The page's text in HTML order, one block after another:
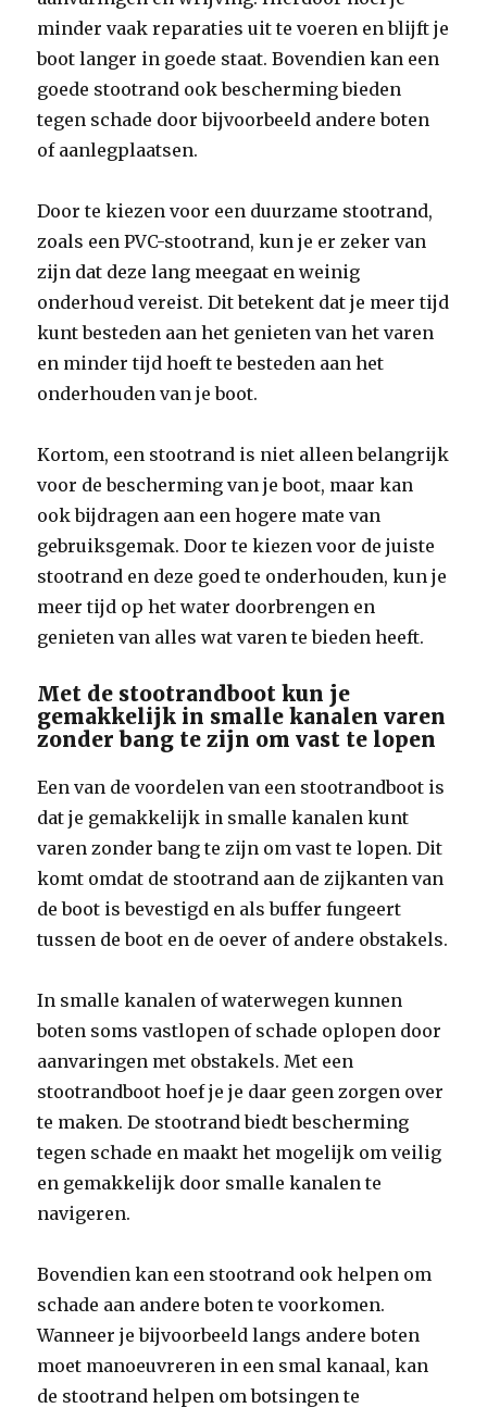
minder vaak reparaties uit te voeren en blijft je
boot langer in goede staat. Bovendien kan een
goede stootrand ook bescherming bieden
tegen schade door bijvoorbeeld andere boten
of aanlegplaatsen.
Door te kiezen voor een duurzame stootrand,
zoals een PVC-stootrand, kun je er zeker van
zijn dat deze lang meegaat en weinig
onderhoud vereist. Dit betekent dat je meer tijd
kunt besteden aan het genieten van het varen
en minder tijd hoeft te besteden aan het
onderhouden van je boot.
Kortom, een stootrand is niet alleen belangrijk
voor de bescherming van je boot, maar kan
ook bijdragen aan een hogere mate van
gebruiksgemak. Door te kiezen voor de juiste
stootrand en deze goed te onderhouden, kun je
meer tijd op het water doorbrengen en
genieten van alles wat varen te bieden heeft.
Met de stootrandboot kun je
gemakkelijk in smalle kanalen varen
zonder bang te zijn om vast te lopen
Een van de voordelen van een stootrandboot is
dat je gemakkelijk in smalle kanalen kunt
varen zonder bang te zijn om vast te lopen. Dit
komt omdat de stootrand aan de zijkanten van
de boot is bevestigd en als buffer fungeert
tussen de boot en de oever of andere obstakels.
In smalle kanalen of waterwegen kunnen
boten soms vastlopen of schade oplopen door
aanvaringen met obstakels. Met een
stootrandboot hoef je je daar geen zorgen over
te maken. De stootrand biedt bescherming
tegen schade en maakt het mogelijk om veilig
en gemakkelijk door smalle kanalen te
navigeren.
Bovendien kan een stootrand ook helpen om
schade aan andere boten te voorkomen.
Wanneer je bijvoorbeeld langs andere boten
moet manoeuvreren in een smal kanaal, kan
de stootrand helpen om botsingen te